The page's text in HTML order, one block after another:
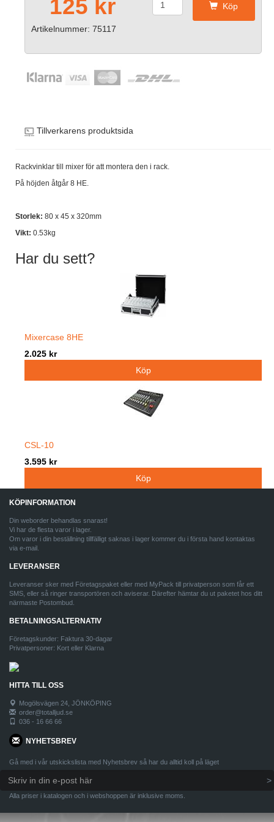
125 kr Köp
Artikelnummer: 75117
Tillverkarens produktsida
Rackvinklar till mixer för att montera den i rack.
På höjden åtgår 8 HE.
Storlek: 80 x 45 x 320mm
Vikt: 0.53kg
Har du sett?
Mixercase 8HE
2.025 kr
CSL-10
3.595 kr
KÖPINFORMATION
Din weborder behandlas snarast!
Vi har de flesta varor i lager.
Om varor i din beställning tillfälligt saknas i lager kommer du i första hand kontaktas
via e-mail.
LEVERANSER
Leveranser sker med Företagspaket eller med MyPack till privatperson som får ett
SMS, eller så ringer transportören och aviserar. Därefter hämtar du ut paketet hos ditt
närmaste Postombud.
BETALNINGSALTERNATIV
Företagskunder: Faktura 30-dagar
Privatpersoner: Kort eller Klarna
HITTA TILL OSS
Mogölsvägen 24, JÖNKÖPING
order@totalljud.se
036 - 16 66 66
NYHETSBREV
Gå med i vår utskickslista med Nyhetsbrev så har du alltid koll på läget
Alla priser i katalogen och i webshoppen är inklusive moms.